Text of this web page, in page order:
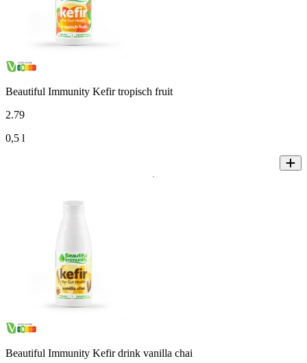
Beautiful Immunity Kefir tropisch fruit
2.79
0,5 l
Beautiful Immunity Kefir drink vanilla chai